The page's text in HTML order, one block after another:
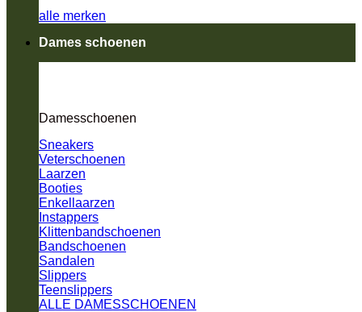
alle merken
Dames schoenen
Damesschoenen
Sneakers
Veterschoenen
Laarzen
Booties
Enkellaarzen
Instappers
Klittenbandschoenen
Bandschoenen
Sandalen
Slippers
Teenslippers
ALLE DAMESSCHOENEN